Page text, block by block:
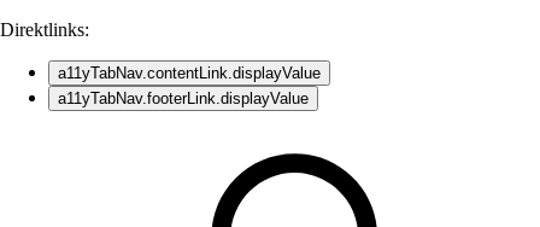
Direktlinks:
a11yTabNav.contentLink.displayValue
a11yTabNav.footerLink.displayValue